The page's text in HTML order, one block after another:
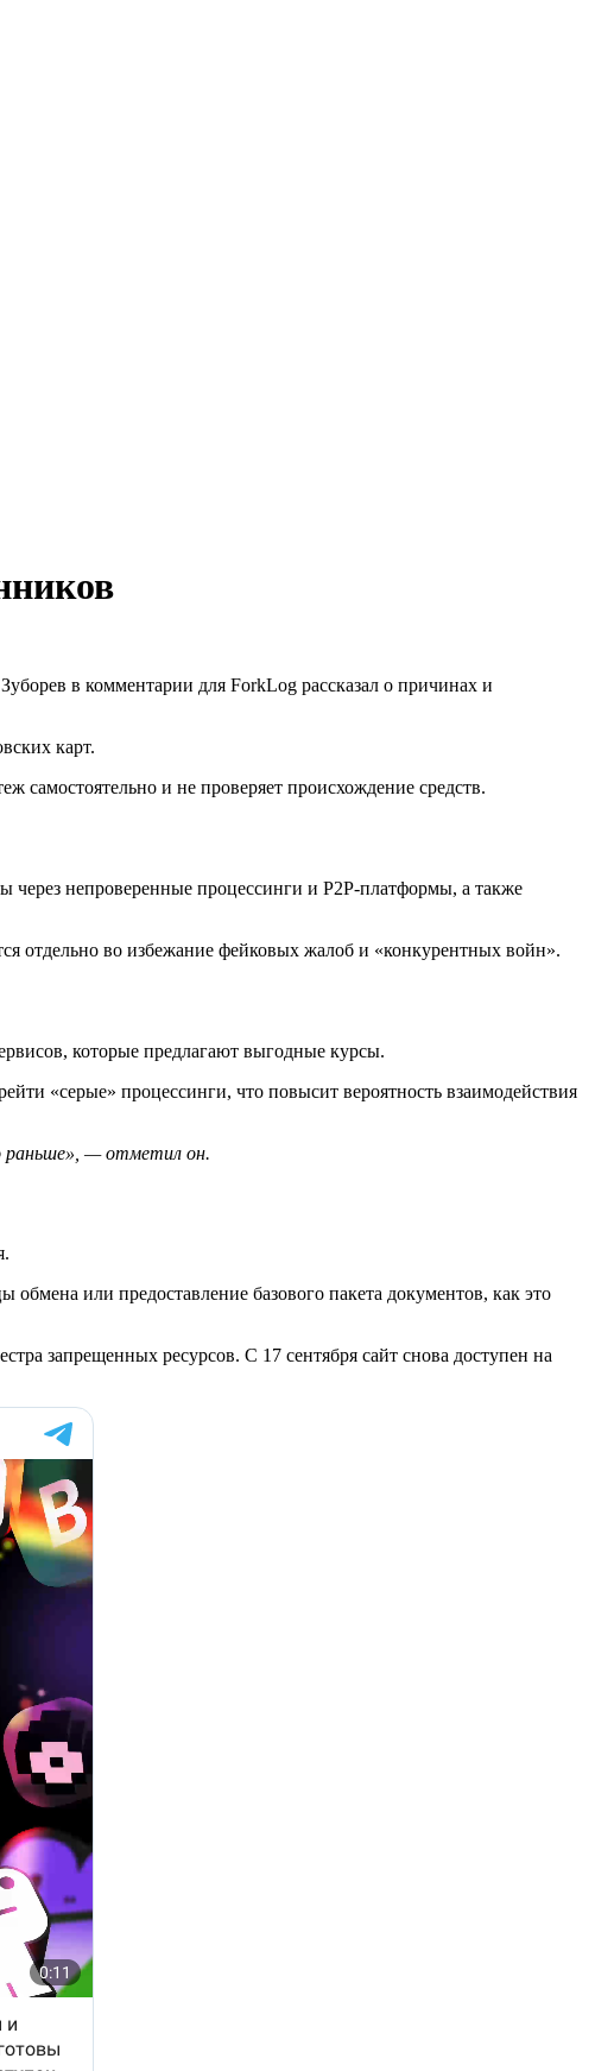
в комментарии для ForkLog рассказал о причинах и
карт.
самостоятельно и не проверяет происхождение средств.
через непроверенные процессинги и P2P-платформы, а также
отдельно во избежание фейковых жалоб и «конкурентных войн».
которые предлагают выгодные курсы.
«серые» процессинги, что повысит вероятность взаимодействия
раньше», — отметил он.
или предоставление базового пакета документов, как это
запрещенных ресурсов. С 17 сентября сайт снова доступен на